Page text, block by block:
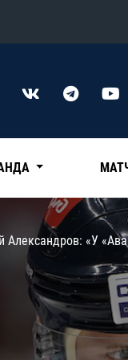
Конференция
Нефтехимик
Трактор
Дивизион
Авангард
Адмирал
КХЛ
Александров: «У